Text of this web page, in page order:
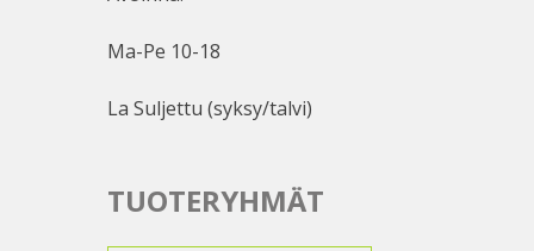
Ma-Pe 10-18
La Suljettu (syksy/talvi)
TUOTERYHMÄT